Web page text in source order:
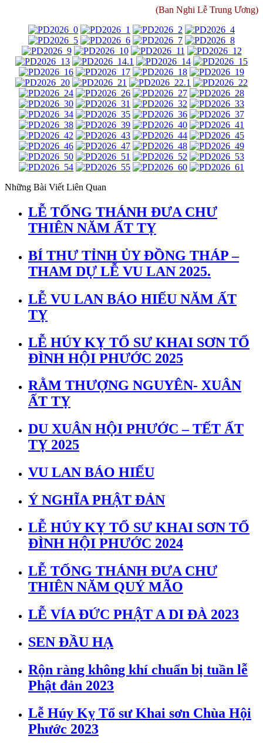
(Ban Nghi Lễ Trung Ương)
Những Bài Viết Liên Quan
LỄ TỐNG THÁNH ĐƯA CHƯ
THIÊN NĂM ẤT TỴ
BÍ THƯ TỈNH ỦY ĐỒNG THÁP –
THAM DỰ LỄ VU LAN 2025.
LỄ VU LAN BÁO HIẾU NĂM ẤT
TỴ
LỄ HÚY KỴ TỔ SƯ KHAI SƠN TỔ
ĐÌNH HỘI PHƯỚC 2025
RẰM THƯỢNG NGUYÊN- XUÂN
ẤT TỴ
DU XUÂN HỘI PHƯỚC – TẾT ẤT
TỴ 2025
VU LAN BÁO HIẾU
Ý NGHĨA PHẬT ĐẢN
LỄ HÚY KỴ TỔ SƯ KHAI SƠN TỔ
ĐÌNH HỘI PHƯỚC 2024
LỄ TỐNG THÁNH ĐƯA CHƯ
THIÊN NĂM QUÝ MÃO
LỄ VÍA ĐỨC PHẬT A DI ĐÀ 2023
SEN ĐẦU HẠ
Rộn ràng không khí chuẩn bị tuần lễ
Phật đản 2023
Lễ Húy Kỵ Tổ sư Khai sơn Chùa Hội
Phước 2023